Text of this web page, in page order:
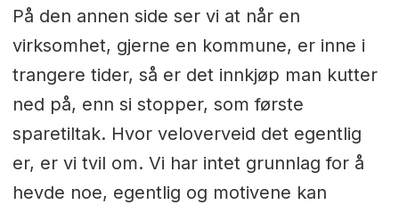
På den annen side ser vi at når en
virksomhet, gjerne en kommune, er inne i
trangere tider, så er det innkjøp man kutter
ned på, enn si stopper, som første
sparetiltak. Hvor veloverveid det egentlig
er, er vi tvil om. Vi har intet grunnlag for å
hevde noe, egentlig og motivene kan